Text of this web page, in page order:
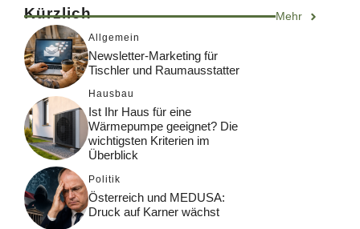
Kürzlich Mehr
Allgemein
Newsletter-Marketing für
Tischler und Raumausstatter
Hausbau
Ist Ihr Haus für eine
Wärmepumpe geeignet? Die
wichtigsten Kriterien im
Überblick
Politik
Österreich und MEDUSA:
Druck auf Karner wächst